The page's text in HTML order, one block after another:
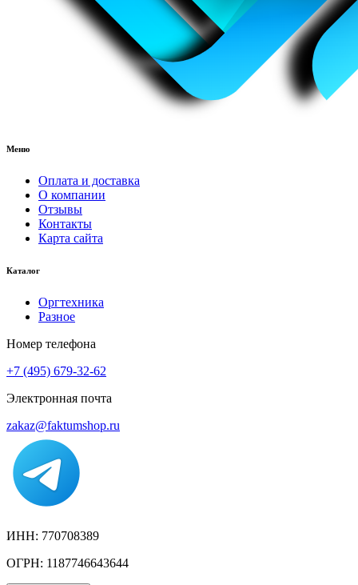
Меню
Оплата и доставка
О компании
Отзывы
Контакты
Карта сайта
Каталог
Оргтехника
Разное
Номер телефона
+7 (495) 679-32-62
Электронная почта
zakaz@faktumshop.ru
ИНН: 770708389
ОГРН: 1187746643644